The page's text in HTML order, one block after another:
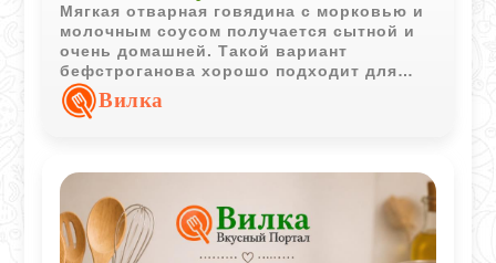
Мягкая отварная говядина с морковью и
молочным соусом получается сытной и
очень домашней. Такой вариант
бефстроганова хорошо подходит для
легкого обеда или ужина.
Вилка